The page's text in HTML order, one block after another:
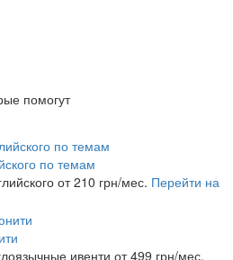
помогут
по темам
от 210 грн/мес. Перейти на
ивенти от 499 грн/мес.